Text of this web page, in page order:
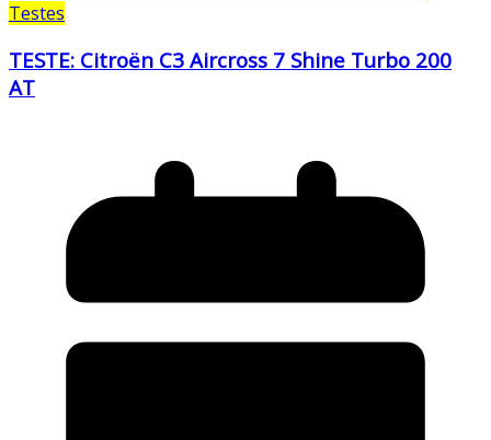
Testes
TESTE: Citroën C3 Aircross 7 Shine Turbo 200
AT